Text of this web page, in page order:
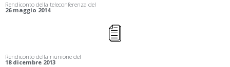
Rendiconto della teleconferenza del
26 maggio 2014
Rendiconto della riunione del
18 dicembre 2013